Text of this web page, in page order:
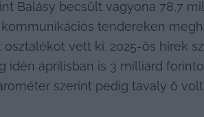
Balásy becsült vagyona 78,7
tendereken
osztalékot vett ki. 2025-ös hírek
idén áprilisban is 3 milliárd
szerint pedig tavaly ő